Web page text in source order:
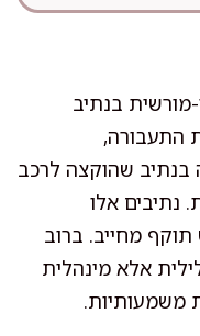
מורשית בנתיב
התעבורה,
נסיעה בנתיב שהוקצה לרכב
נתיבים אלו
תוקף מחייב. ברוב
אלא מינהלית
משמעותיות.